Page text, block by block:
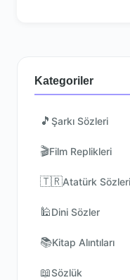
Kategoriler
🎵 Şarkı Sözleri
🎬Film Replikleri
🇹🇷Atatürk Sözleri
🕌Dini Sözler
📚Kitap Alıntıları
📖Sözlük